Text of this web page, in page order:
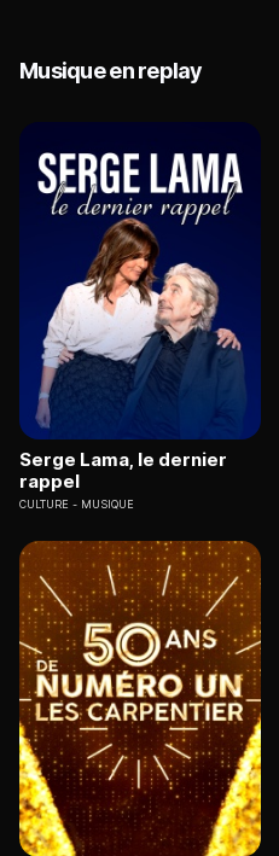
Musique en replay
Serge Lama, le dernier
rappel
CULTURE MUSIQUE